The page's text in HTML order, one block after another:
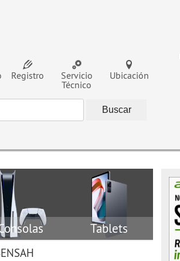
Ubicación
Servicio
Técnico
Registro
Tablets